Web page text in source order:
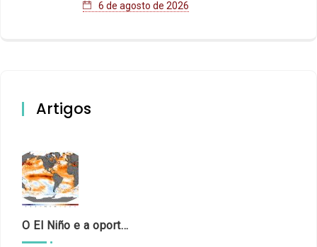
6 de agosto de 2026
Artigos
O El Niño e a oportunidade de fortalecer o controle externo das políticas climáticas